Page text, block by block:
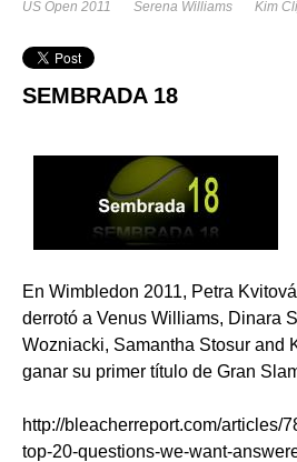
US Open 2011
Serena Williams Kim
SEMBRADA 18
En Wimbledon 2011, Petra
derrotó a Venus Williams, Dinara
Wozniacki, Samantha Stosur and
ganar su primer título de Gran
http://bleacherreport.com/articles/
top-20-questions-we-want-